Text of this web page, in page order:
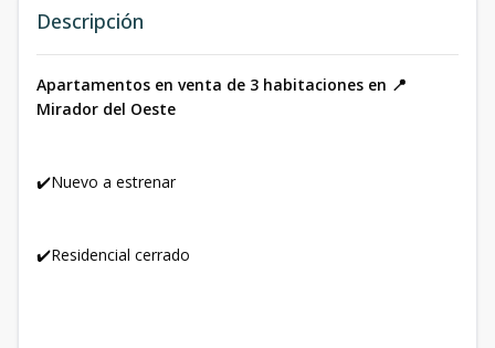
Descripción
Apartamentos en venta de 3 habitaciones en 📍
Mirador del Oeste
✔️Nuevo a estrenar
✔️Residencial cerrado